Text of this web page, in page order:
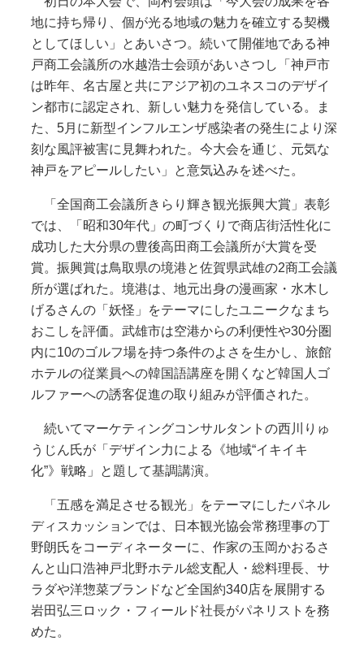
地に持ち帰り、個が光る地域の魅力を確立する契機
としてほしい」とあいさつ。続いて開催地である神
戸商工会議所の水越浩士会頭があいさつし「神戸市
は昨年、名古屋と共にアジア初のユネスコのデザイ
ン都市に認定され、新しい魅力を発信している。ま
た、5月に新型インフルエンザ感染者の発生により深
刻な風評被害に見舞われた。今大会を通じ、元気な
神戸をアピールしたい」と意気込みを述べた。
「全国商工会議所きらり輝き観光振興大賞」表彰
では、「昭和30年代」の町づくりで商店街活性化に
成功した大分県の豊後高田商工会議所が大賞を受
賞。振興賞は鳥取県の境港と佐賀県武雄の2商工会議
所が選ばれた。境港は、地元出身の漫画家・水木し
げるさんの「妖怪」をテーマにしたユニークなまち
おこしを評価。武雄市は空港からの利便性や30分圏
内に10のゴルフ場を持つ条件のよさを生かし、旅館
ホテルの従業員への韓国語講座を開くなど韓国人ゴ
ルファーへの誘客促進の取り組みが評価された。
続いてマーケティングコンサルタントの西川りゅ
うじん氏が「デザイン力による《地域“イキイキ
化”》戦略」と題して基調講演。
「五感を満足させる観光」をテーマにしたパネル
ディスカッションでは、日本観光協会常務理事の丁
野朗氏をコーディネーターに、作家の玉岡かおるさ
んと山口浩神戸北野ホテル総支配人・総料理長、サ
ラダや洋惣菜ブランドなど全国約340店を展開する
岩田弘三ロック・フィールド社長がパネリストを務
めた。